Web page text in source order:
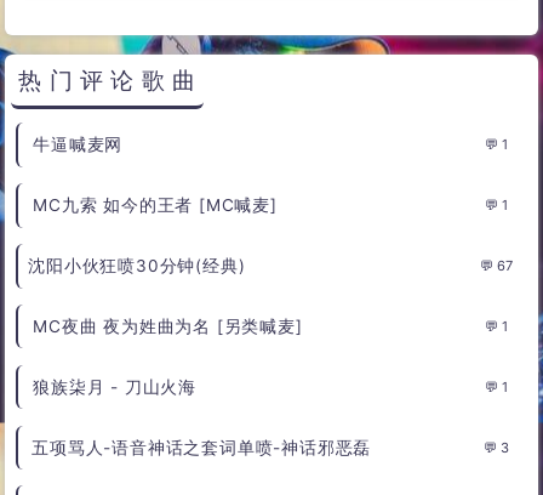
热门评论歌曲
牛逼喊麦网 1
MC九索 如今的王者 [MC喊麦] 1
沈阳小伙狂喷30分钟(经典) 67
MC夜曲 夜为姓曲为名 [另类喊麦] 1
狼族柒月 - 刀山火海 1
五项骂人-语音神话之套词单喷-神话邪恶磊 3